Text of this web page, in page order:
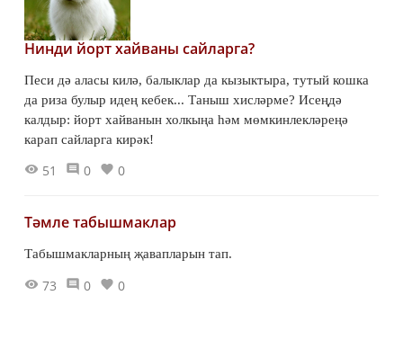
Нинди йорт хайваны сайларга?
Песи дә аласы килә, балыклар да кызыктыра, тутый кошка
да риза булыр идең кебек... Таныш хисләрме? Исеңдә
калдыр: йорт хайванын холкыңа һәм мөмкинлекләреңә
карап сайларга кирәк!
51 0 0
Тәмле табышмаклар
Табышмакларның җавапларын тап.
73 0 0